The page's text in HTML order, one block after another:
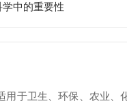
中的重要性
用于卫生、环保、农业、